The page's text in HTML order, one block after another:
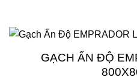
GẠCH ẤN ĐỘ